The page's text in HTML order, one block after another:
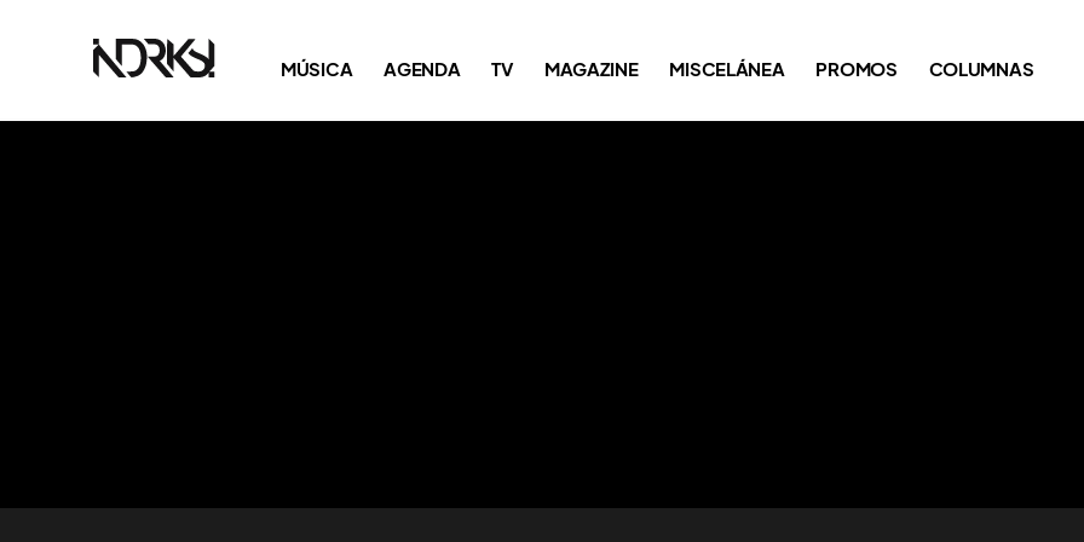
MÚSICA AGENDA TV MAGAZINE MISCELÁNEA PROMOS COLUMNAS